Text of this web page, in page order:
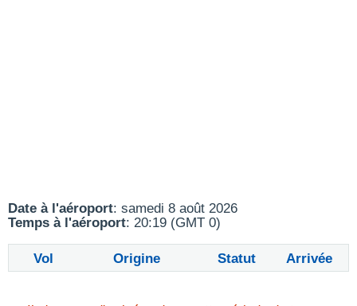
Date à l'aéroport: samedi 8 août 2026
Temps à l'aéroport: 20:19 (GMT 0)
Vol Origine Statut Arrivée